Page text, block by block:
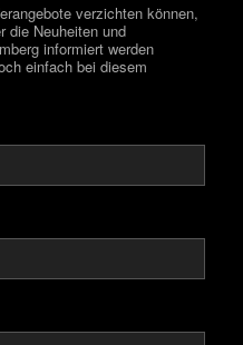
verzichten können,
die Neuheiten und
informiert werden
einfach bei diesem